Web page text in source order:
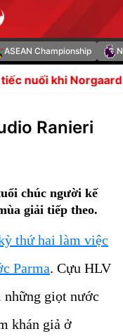
ASEAN Championship
rời Arsenal
Ranieri
chúc người kế
giải tiếp theo.
thứ hai làm việc
Parma. Cựu HLV
những giọt nước
khán giả ở